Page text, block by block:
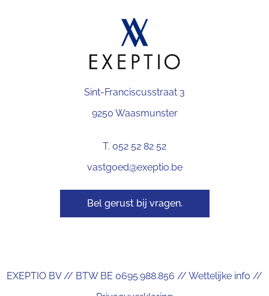
Sint-Franciscusstraat 3
9250 Waasmunster
T. 052 52 82 52
vastgoed@exeptio.be
Bel gerust bij vragen.
EXEPTIO BV // BTW BE 0695.988.856 // Wettelijke info //